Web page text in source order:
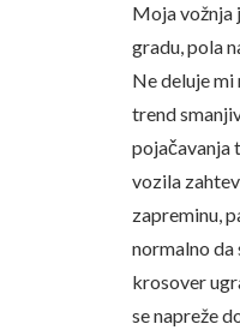
Moja vožnja
gradu, pola
Ne deluje
trend
pojačavanja
vozila
zapreminu,
normalno da
krosover
se napreže